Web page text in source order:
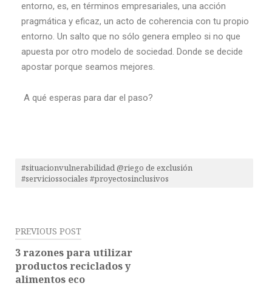
entorno, es, en términos empresariales, una acción
pragmática y eficaz, un acto de coherencia con tu propio
entorno. Un salto que no sólo genera empleo si no que
apuesta por otro modelo de sociedad. Donde se decide
apostar porque seamos mejores.
A qué esperas para dar el paso?
#situacionvulnerabilidad @riego de exclusión
#serviciossociales #proyectosinclusivos
PREVIOUS POST
3 razones para utilizar
productos reciclados y
alimentos eco